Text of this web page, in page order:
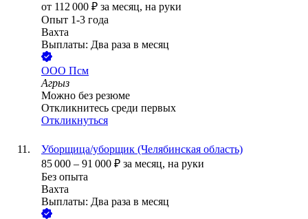
от 112 000 ₽ за месяц, на руки
Опыт 1-3 года
Вахта
Выплаты: Два раза в месяц
ООО Псм
Агрыз
Можно без резюме
Откликнитесь среди первых
Откликнуться
Уборщица/уборщик (Челябинская область)
85 000 – 91 000 ₽ за месяц, на руки
Без опыта
Вахта
Выплаты: Два раза в месяц